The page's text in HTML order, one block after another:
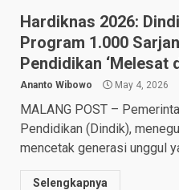
Hardiknas 2026:
Program 1.000
Pendidikan ‘Melesat
Ananto Wibowo May 4, 2026
​MALANG POST –
Pendidikan (Dindik),
mencetak generasi unggul
Selengkapnya